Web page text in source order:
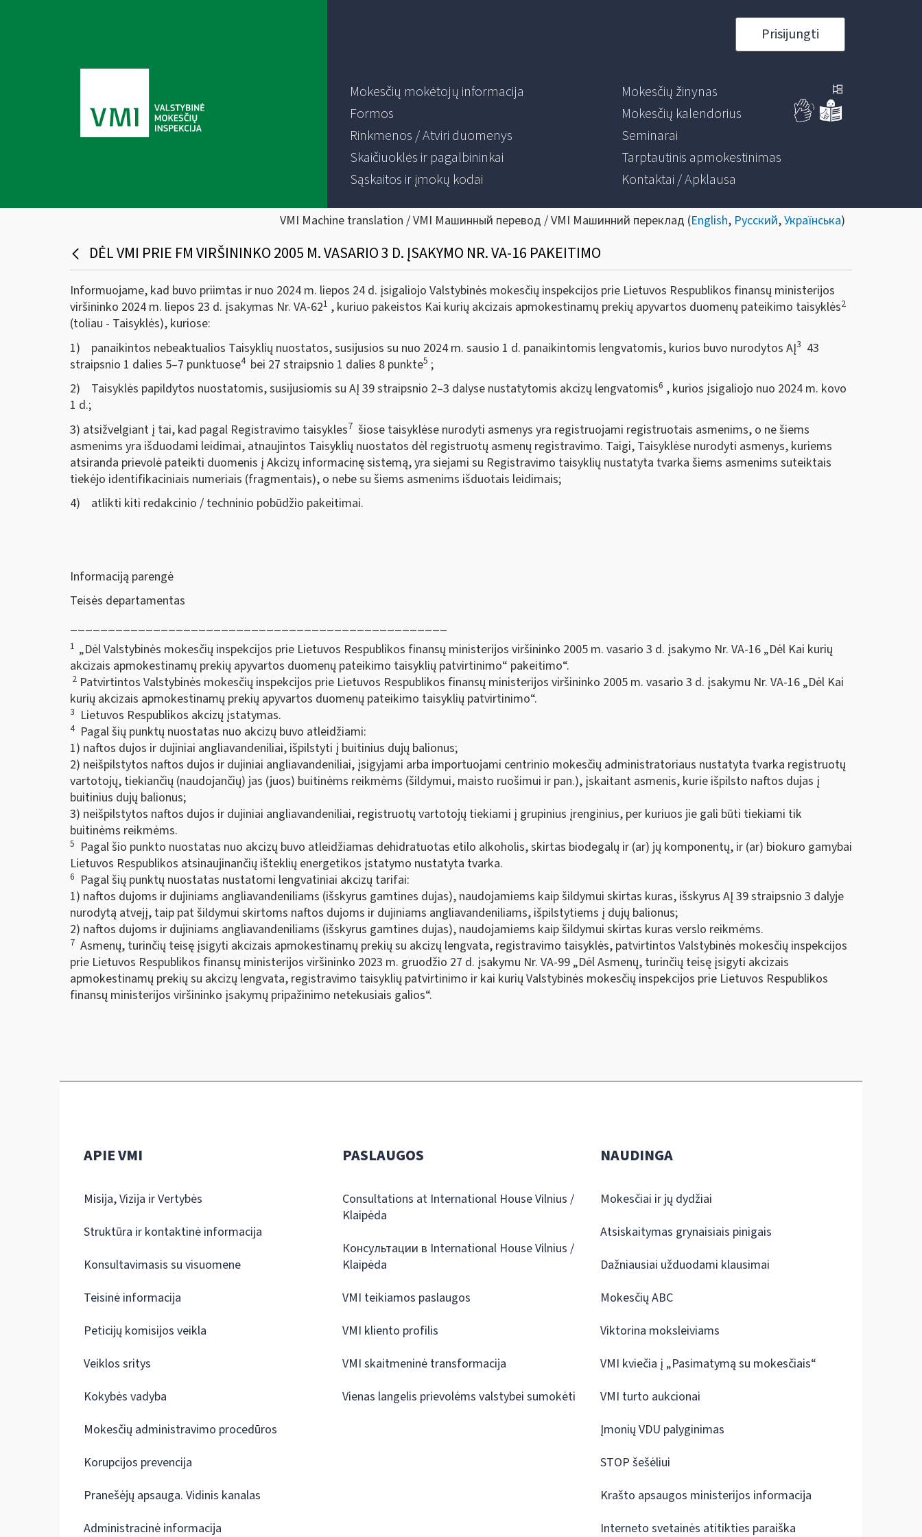
Prisijungti
Mokesčių mokėtojų informacija
Formos
Rinkmenos / Atviri duomenys
Skaičiuoklės ir pagalbininkai
Sąskaitos ir įmokų kodai
Mokesčių žinynas
Mokesčių kalendorius
Seminarai
Tarptautinis apmokestinimas
Kontaktai / Apklausa
VMI Machine translation / VMI Машинный перевод / VMI Машинний переклад (English, Русский,Українська)
DĖL VMI PRIE FM VIRŠININKO 2005 M. VASARIO 3 D. ĮSAKYMO NR. VA-16 PAKEITIMO
Informuojame, kad buvo priimtas ir nuo 2024 m. liepos 24 d. įsigaliojo Valstybinės mokesčių inspekcijos prie Lietuvos Respublikos finansų ministerijos
viršininko 2024 m. liepos 23 d. įsakymas Nr. VA-621 , kuriuo pakeistos Kai kurių akcizais apmokestinamų prekių apyvartos duomenų pateikimo taisyklės2
(toliau - Taisyklės), kuriose:
1) panaikintos nebeaktualios Taisyklių nuostatos, susijusios su nuo 2024 m. sausio 1 d. panaikintomis lengvatomis, kurios buvo nurodytos AĮ3 43
straipsnio 1 dalies 5–7 punktuose4 bei 27 straipsnio 1 dalies 8 punkte5 ;
2) Taisyklės papildytos nuostatomis, susijusiomis su AĮ 39 straipsnio 2–3 dalyse nustatytomis akcizų lengvatomis6 , kurios įsigaliojo nuo 2024 m. kovo
1 d.;
3) atsižvelgiant į tai, kad pagal Registravimo taisykles7 šiose taisyklėse nurodyti asmenys yra registruojami registruotais asmenims, o ne šiems
asmenims yra išduodami leidimai, atnaujintos Taisyklių nuostatos dėl registruotų asmenų registravimo. Taigi, Taisyklėse nurodyti asmenys, kuriems
atsiranda prievolė pateikti duomenis į Akcizų informacinę sistemą, yra siejami su Registravimo taisyklių nustatyta tvarka šiems asmenims suteiktais
tiekėjo identifikaciniais numeriais (fragmentais), o nebe su šiems asmenims išduotais leidimais;
4) atlikti kiti redakcinio / techninio pobūdžio pakeitimai.
Informaciją parengė
Teisės departamentas
1 „Dėl Valstybinės mokesčių inspekcijos prie Lietuvos Respublikos finansų ministerijos viršininko 2005 m. vasario 3 d. įsakymo Nr. VA-16 „Dėl Kai kurių
akcizais apmokestinamų prekių apyvartos duomenų pateikimo taisyklių patvirtinimo“ pakeitimo“.
2 Patvirtintos Valstybinės mokesčių inspekcijos prie Lietuvos Respublikos finansų ministerijos viršininko 2005 m. vasario 3 d. įsakymu Nr. VA-16 „Dėl Kai
kurių akcizais apmokestinamų prekių apyvartos duomenų pateikimo taisyklių patvirtinimo“.
3 Lietuvos Respublikos akcizų įstatymas.
4Pagal šių punktų nuostatas nuo akcizų buvo atleidžiami:
1) naftos dujos ir dujiniai angliavandeniliai, išpilstyti į buitinius dujų balionus;
2) neišpilstytos naftos dujos ir dujiniai angliavandeniliai, įsigyjami arba importuojami centrinio mokesčių administratoriaus nustatyta tvarka registruotų
vartotojų, tiekiančių (naudojančių) jas (juos) buitinėms reikmėms (šildymui, maisto ruošimui ir pan.), įskaitant asmenis, kurie išpilsto naftos dujas į
buitinius dujų balionus;
3) neišpilstytos naftos dujos ir dujiniai angliavandeniliai, registruotų vartotojų tiekiami į grupinius įrenginius, per kuriuos jie gali būti tiekiami tik
buitinėms reikmėms.
5 Pagal šio punkto nuostatas nuo akcizų buvo atleidžiamas dehidratuotas etilo alkoholis, skirtas biodegalų ir (ar) jų komponentų, ir (ar) biokuro gamybai
Lietuvos Respublikos atsinaujinančių išteklių energetikos įstatymo nustatyta tvarka.
6 Pagal šių punktų nuostatas nustatomi lengvatiniai akcizų tarifai:
1) naftos dujoms ir dujiniams angliavandeniliams (išskyrus gamtines dujas), naudojamiems kaip šildymui skirtas kuras, išskyrus AĮ 39 straipsnio 3 dalyje
nurodytą atvejį, taip pat šildymui skirtoms naftos dujoms ir dujiniams angliavandeniliams, išpilstytiems į dujų balionus;
2) naftos dujoms ir dujiniams angliavandeniliams (išskyrus gamtines dujas), naudojamiems kaip šildymui skirtas kuras verslo reikmėms.
7 Asmenų, turinčių teisę įsigyti akcizais apmokestinamų prekių su akcizų lengvata, registravimo taisyklės, patvirtintos Valstybinės mokesčių inspekcijos
prie Lietuvos Respublikos finansų ministerijos viršininko 2023 m. gruodžio 27 d. įsakymu Nr. VA-99 „Dėl Asmenų, turinčių teisę įsigyti akcizais
apmokestinamų prekių su akcizų lengvata, registravimo taisyklių patvirtinimo ir kai kurių Valstybinės mokesčių inspekcijos prie Lietuvos Respublikos
finansų ministerijos viršininko įsakymų pripažinimo netekusiais galios“.
APIE VMI
Misija, Vizija ir Vertybės
Struktūra ir kontaktinė informacija
Konsultavimasis su visuomene
Teisinė informacija
Peticijų komisijos veikla
Veiklos sritys
Kokybės vadyba
Mokesčių administravimo procedūros
Korupcijos prevencija
Pranešėjų apsauga. Vidinis kanalas
Administracinė informacija
PASLAUGOS
Consultations at International House Vilnius /
Klaipėda
Консультации в International House Vilnius /
Klaipėda
VMI teikiamos paslaugos
VMI kliento profilis
VMI skaitmeninė transformacija
Vienas langelis prievolėms valstybei sumokėti
NAUDINGA
Mokesčiai ir jų dydžiai
Atsiskaitymas grynaisiais pinigais
Dažniausiai užduodami klausimai
Mokesčių ABC
Viktorina moksleiviams
VMI kviečia į „Pasimatymą su mokesčiais“
VMI turto aukcionai
Įmonių VDU palyginimas
STOP šešėliui
Krašto apsaugos ministerijos informacija
Interneto svetainės atitikties paraiška